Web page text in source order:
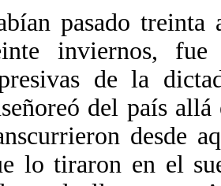
pasado treinta
inviernos, fue
de la
del país
desde
lo tiraron en el